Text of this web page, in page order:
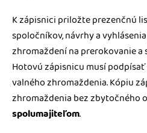
K zápisnici priložte prezenčnú
spoločníkov, návrhy a
zhromaždení na prerokovanie a
Hotovú zápisnicu musí
valného zhromaždenia. Kópiu
zhromaždenia bez zbytočného
spolumajiteľom.